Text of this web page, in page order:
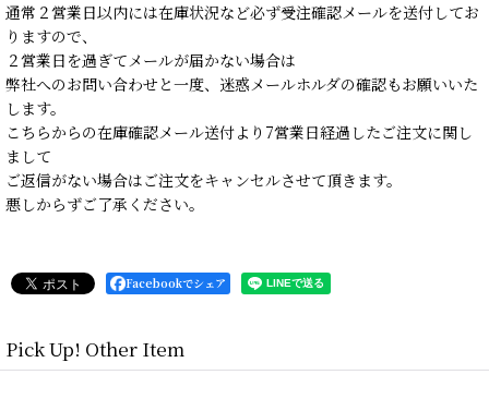
通常２営業日以内には在庫状況など必ず受注確認メールを送付してお
りますので、
２営業日を過ぎてメールが届かない場合は
弊社へのお問い合わせと一度、迷惑メールホルダの確認もお願いいた
します。
こちらからの在庫確認メール送付より7営業日経過したご注文に関し
まして
ご返信がない場合はご注文をキャンセルさせて頂きます。
悪しからずご了承ください。
Facebookでシェア
Pick Up! Other Item